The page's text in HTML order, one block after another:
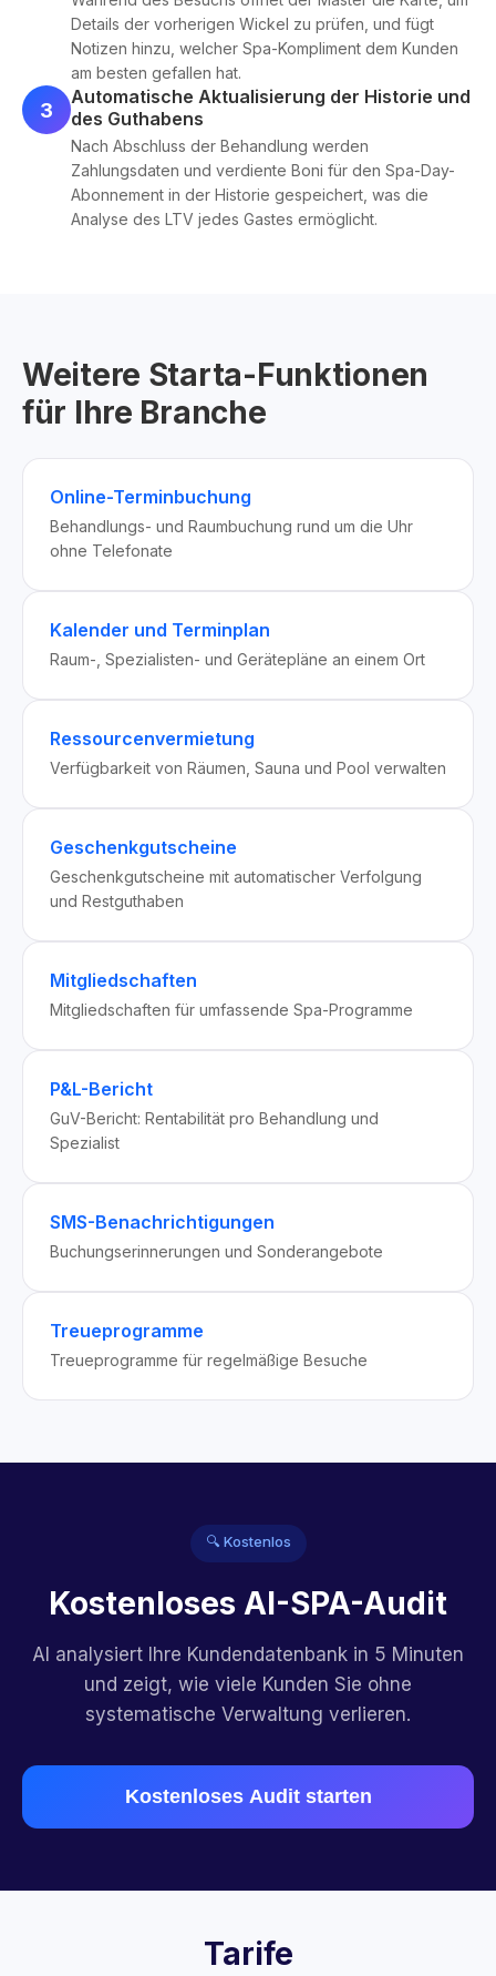
Details der vorherigen Wickel zu prüfen, und fügt
Notizen hinzu, welcher Spa-Kompliment dem Kunden
am besten gefallen hat.
3
Automatische Aktualisierung der Historie und
des Guthabens
Nach Abschluss der Behandlung werden
Zahlungsdaten und verdiente Boni für den Spa-Day-
Abonnement in der Historie gespeichert, was die
Analyse des LTV jedes Gastes ermöglicht.
Weitere Starta-Funktionen
für Ihre Branche
Online-Terminbuchung
Behandlungs- und Raumbuchung rund um die Uhr
ohne Telefonate
Kalender und Terminplan
Raum-, Spezialisten- und Gerätepläne an einem Ort
Ressourcenvermietung
Verfügbarkeit von Räumen, Sauna und Pool verwalten
Geschenkgutscheine
Geschenkgutscheine mit automatischer Verfolgung
und Restguthaben
Mitgliedschaften
Mitgliedschaften für umfassende Spa-Programme
P&L-Bericht
GuV-Bericht: Rentabilität pro Behandlung und
Spezialist
SMS-Benachrichtigungen
Buchungserinnerungen und Sonderangebote
Treueprogramme
Treueprogramme für regelmäßige Besuche
🔍 Kostenlos
Kostenloses AI-SPA-Audit
AI analysiert Ihre Kundendatenbank in 5 Minuten
und zeigt, wie viele Kunden Sie ohne
systematische Verwaltung verlieren.
Kostenloses Audit starten
Tarife